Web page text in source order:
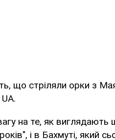
що стріляли орки з
на те, як
і в Бахмуті, який